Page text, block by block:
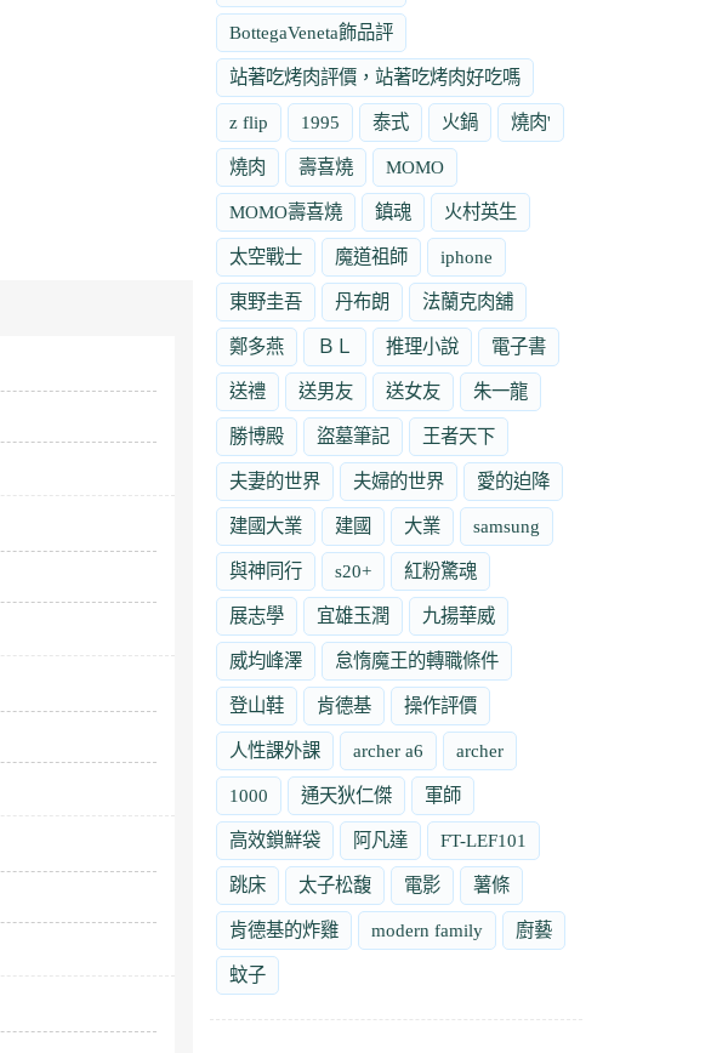
BottegaVeneta飾品評
站著吃烤肉評價，站著吃烤肉好吃嗎
z flip 1995 泰式 火鍋 燒肉'
燒肉 壽喜燒 MOMO
MOMO壽喜燒 鎮魂 火村英生
太空戰士 魔道祖師 iphone
東野圭吾 丹布朗 法蘭克肉舖
鄭多燕 ＢＬ 推理小說 電子書
送禮 送男友 送女友 朱一龍
勝博殿 盜墓筆記 王者天下
夫妻的世界 夫婦的世界 愛的迫降
建國大業 建國 大業 samsung
與神同行 s20+ 紅粉驚魂
展志學 宜雄玉潤 九揚華威
威均峰澤 怠惰魔王的轉職條件
登山鞋 肯德基 操作評價
人性課外課 archer a6 archer
1000 通天狄仁傑 軍師
高效鎖鮮袋 阿凡達 FT-LEF101
跳床 太子松馥 電影 薯條
肯德基的炸雞 modern family 廚藝
蚊子